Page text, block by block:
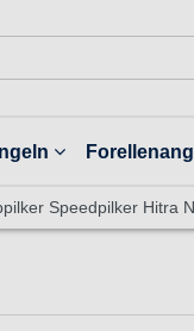
Speedpilker Hitra